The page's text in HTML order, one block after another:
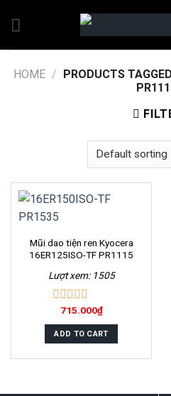
HOME / PRODUCTS
Mũi dao tiện ren Kyocera
16ER125ISO-TF PR1115
Lượt xem: 1505
out
of
5
715.000₫
ADD TO CART